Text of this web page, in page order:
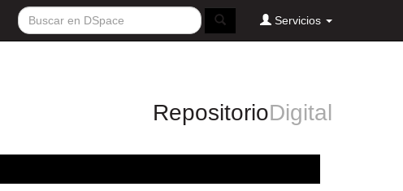
Servicios
RepositorioDigital